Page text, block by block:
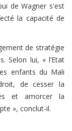
de Wagner s'est
la capacité de
de stratégie
Selon lui, « l’Etat
enfants du Mali
de cesser la
et amorcer la
», conclut-il.